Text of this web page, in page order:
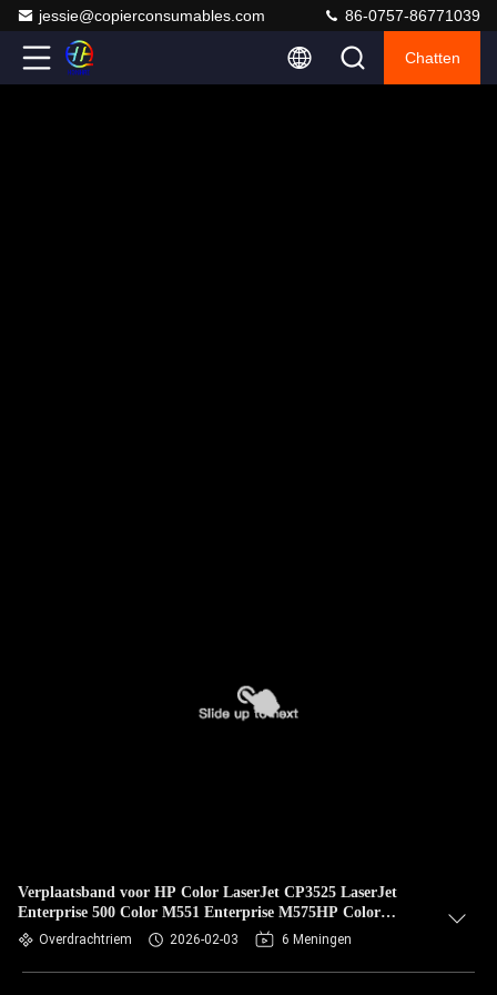
jessie@copierconsumables.com 86-0757-86771039
Chatten
Verplaatsband voor HP Color LaserJet CP3525 LaserJet
Enterprise 500 Color M551 Enterprise M575HP Color
LaserJet Pro M570 MFP CC468-67907-TB
Overdrachtriem 2026-02-03 6 Meningen